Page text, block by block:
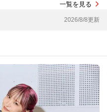
一覧を見る
2026/8/8更新